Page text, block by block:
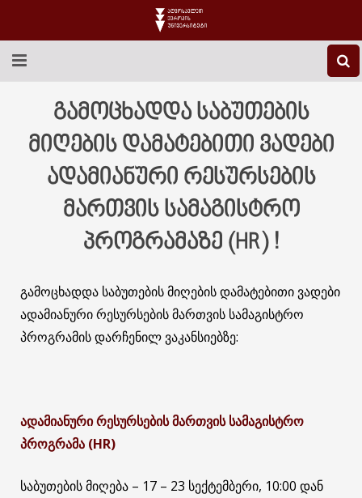
EEU-Ს ᲨᲔᲡᲐᲮᲔᲑ
ᲒᲐᲜᲐᲗᲚᲔᲑᲐ
ᲙᲕᲚᲔᲕᲐ
ᲡᲐᲔᲠᲗᲐᲨᲝᲠᲘᲡᲝ
ᲑᲘᲑᲚᲘᲝᲗᲔᲙᲐ
ᲡᲢᲣᲓᲔᲜᲢᲣᲠᲘ ᲪᲮᲝᲕᲠᲔᲑᲐ
ᲙᲝᲜᲢᲐᲥᲢᲘ
გამოცხადდა საბუთების
მიღების დამატებითი ვადები
ადამიანური რესურსების
მართვის სამაგისტრო
პროგრამაზე (HR) !
გამოცხადდა საბუთების მიღების დამატებითი ვადები
ადამიანური რესურსების მართვის სამაგისტრო
პროგრამის დარჩენილ ვაკანსიებზე:
ადამიანური რესურსების მართვის სამაგისტრო
პროგრამა (HR)
საბუთების მიღება – 17 – 23 სექტემბერი, 10:00 დან